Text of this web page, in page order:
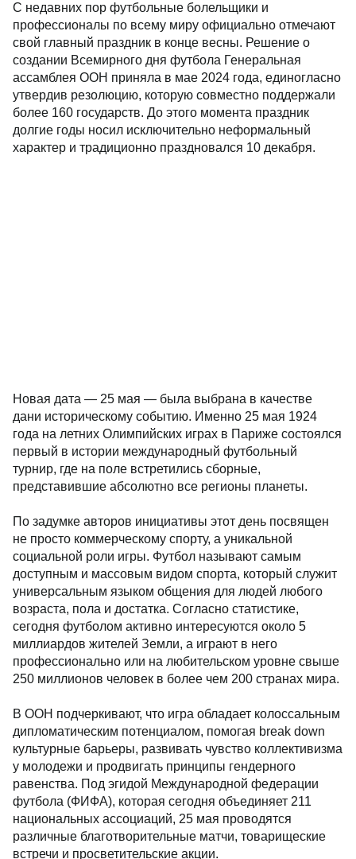
С недавних пор футбольные болельщики и
профессионалы по всему миру официально отмечают
свой главный праздник в конце весны. Решение о
создании Всемирного дня футбола Генеральная
ассамблея ООН приняла в мае 2024 года, единогласно
утвердив резолюцию, которую совместно поддержали
более 160 государств. До этого момента праздник
долгие годы носил исключительно неформальный
характер и традиционно праздновался 10 декабря.
Новая дата — 25 мая — была выбрана в качестве
дани историческому событию. Именно 25 мая 1924
года на летних Олимпийских играх в Париже состоялся
первый в истории международный футбольный
турнир, где на поле встретились сборные,
представившие абсолютно все регионы планеты.
По задумке авторов инициативы этот день посвящен
не просто коммерческому спорту, а уникальной
социальной роли игры. Футбол называют самым
доступным и массовым видом спорта, который служит
универсальным языком общения для людей любого
возраста, пола и достатка. Согласно статистике,
сегодня футболом активно интересуются около 5
миллиардов жителей Земли, а играют в него
профессионально или на любительском уровне свыше
250 миллионов человек в более чем 200 странах мира.
В ООН подчеркивают, что игра обладает колоссальным
дипломатическим потенциалом, помогая break down
культурные барьеры, развивать чувство коллективизма
у молодежи и продвигать принципы гендерного
равенства. Под эгидой Международной федерации
футбола (ФИФА), которая сегодня объединяет 211
национальных ассоциаций, 25 мая проводятся
различные благотворительные матчи, товарищеские
встречи и просветительские акции.